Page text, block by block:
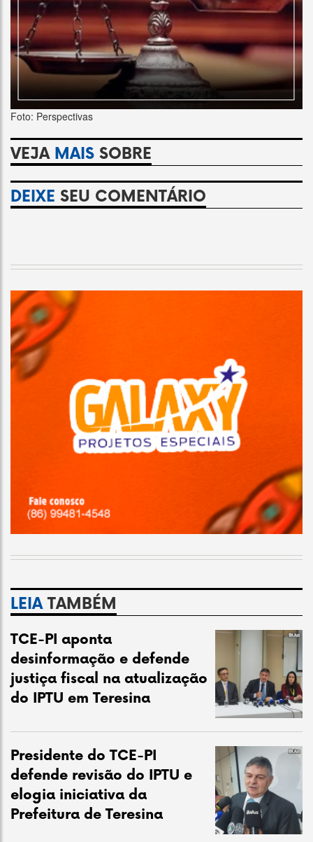
Foto: Perspectivas
VEJA MAIS SOBRE
DEIXE SEU COMENTÁRIO
LEIATAMBÉM
TCE-PI aponta
desinformação e defende
justiça fiscal na atualização
do IPTU em Teresina
Presidente do TCE-PI
defende revisão do IPTU e
elogia iniciativa da
Prefeitura de Teresina